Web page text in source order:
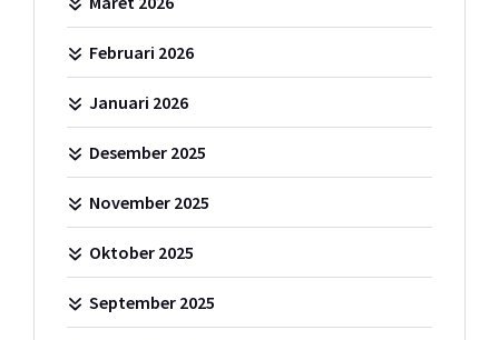
Februari 2026
Januari 2026
Desember 2025
November 2025
Oktober 2025
September 2025